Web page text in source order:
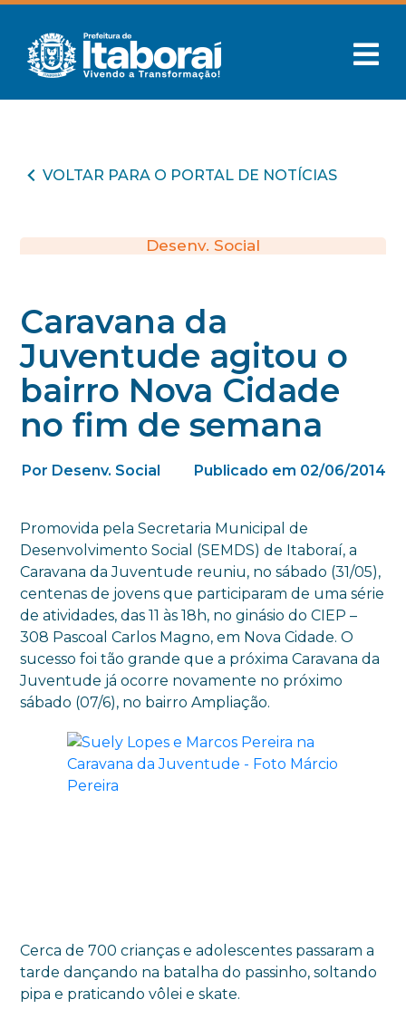
VOLTAR PARA O PORTAL DE NOTÍCIAS
Desenv. Social
Caravana da
Juventude agitou o
bairro Nova Cidade
no fim de semana
Por Desenv. Social Publicado em 02/06/2014
Promovida pela Secretaria Municipal de
Desenvolvimento Social (SEMDS) de Itaboraí, a
Caravana da Juventude reuniu, no sábado (31/05),
centenas de jovens que participaram de uma série
de atividades, das 11 às 18h, no ginásio do CIEP –
308 Pascoal Carlos Magno, em Nova Cidade. O
sucesso foi tão grande que a próxima Caravana da
Juventude já ocorre novamente no próximo
sábado (07/6), no bairro Ampliação.
Cerca de 700 crianças e adolescentes passaram a
tarde dançando na batalha do passinho, soltando
pipa e praticando vôlei e skate.